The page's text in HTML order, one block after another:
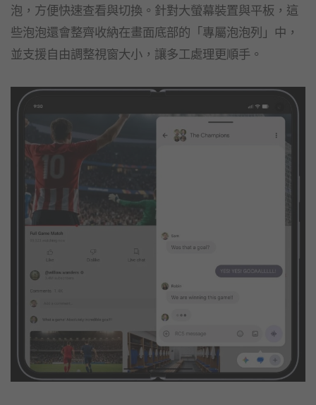
泡，方便快速查看與切換。針對大螢幕裝置與平板，這
些泡泡還會整齊收納在畫面底部的「專屬泡泡列」中，
並支援自由調整視窗大小，讓多工處理更順手。